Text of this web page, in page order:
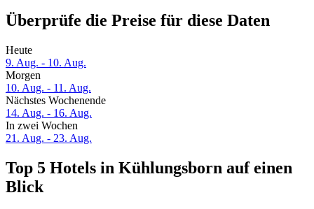
Überprüfe die Preise für diese Daten
Heute
9. Aug. - 10. Aug.
Morgen
10. Aug. - 11. Aug.
Nächstes Wochenende
14. Aug. - 16. Aug.
In zwei Wochen
21. Aug. - 23. Aug.
Top 5 Hotels in Kühlungsborn auf einen
Blick